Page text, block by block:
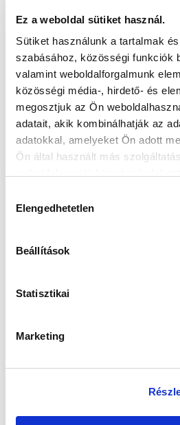
Ez a weboldal sütiket használ.
Sütiket használunk a tartalmak
szabásához, közösségi funkciók
valamint weboldalforgalmunk
közösségi média-, hirdető- és
megosztjuk az Ön
adatait, akik kombinálhatják az
adatokkal, amelyeket Ön adott
Ön által használt más
kiválasztása
Elengedhetetlen
Beállítások
Statisztikai
Marketing